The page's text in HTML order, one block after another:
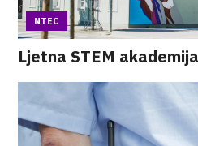
NTEC
Ljetna STEM